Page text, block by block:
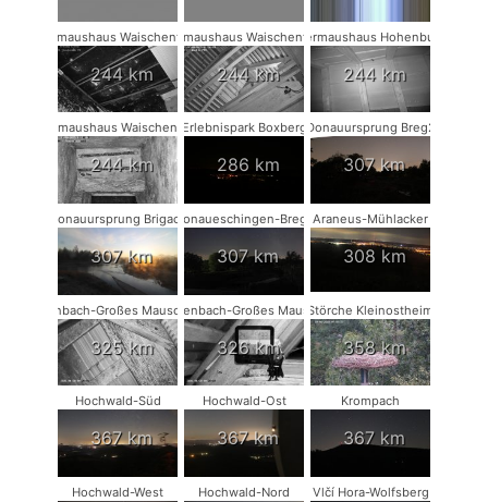
Fledermaushaus Waischenfeld #3
244 km
Fledermaushaus Waischenfeld #2
244 km
Fledermaushaus Hohenburg #1
244 km
Fledermaushaus Waischenfeld #1
244 km
Erlebnispark Boxberg
286 km
Donauursprung Breg2
307 km
Donauursprung Brigach
307 km
Donaueschingen-Breg2
307 km
Araneus-Mühlacker
308 km
Rodenbach-Großes Mausohr #2
325 km
Rodenbach-Großes Mausohr
326 km
Störche Kleinostheim
358 km
Hochwald-Süd
367 km
Hochwald-Ost
367 km
Krompach
367 km
Hochwald-West Hochwald-Nord Vlčí Hora-Wolfsberg